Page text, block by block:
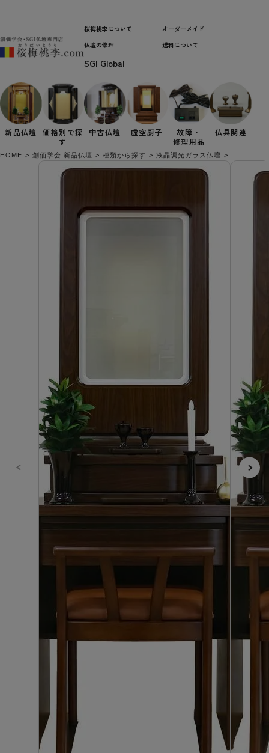
桜梅桃李について
オーダーメイド
仏壇の修理
送料について
新品仏壇 価格別で探
す
中古仏壇 虚空厨子
故障・
修理用品
仏具関連
HOME 創価学会 新品仏壇 種類から探す 液晶調光ガラス仏壇